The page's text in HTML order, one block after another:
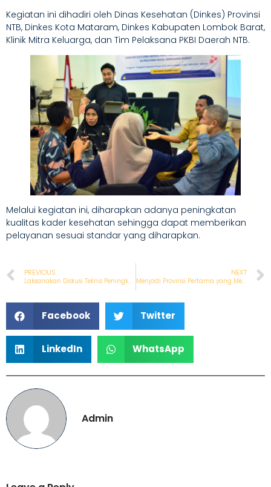
Kegiatan ini dihadiri oleh Dinas Kesehatan (Dinkes) Provinsi
NTB, Dinkes Kota Mataram, Dinkes Kabupaten Lombok Barat,
Klinik Mitra Keluarga, dan Tim Pelaksana PKBI Daerah NTB.
Melalui kegiatan ini, diharapkan adanya peningkatan
kualitas kader kesehatan sehingga dapat memberikan
pelayanan sesuai standar yang diharapkan.
PREVIOUS
Laksanakan Diskusi Teknis Peningkatan Kapasitas Tenaga Kesehatan, PKBI Daerah NTB dengan Dukungan UNICEF berkomitmen Memperkuat Layanan Kesehatan Esensial di Provinsi NTB.
NEXT
Menjadi Provinsi Pertama yang Membuat Modul Pendampingan, PKBI Daerah NTB bersama UNICEF Laksanakan Workshop Pendamping Kader Kesehatan di Provinsi NTB
Facebook Twitter
LinkedIn WhatsApp
Admin